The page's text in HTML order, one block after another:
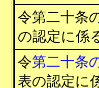
令第二十条
の認定に係
令第二十条
表の認定に